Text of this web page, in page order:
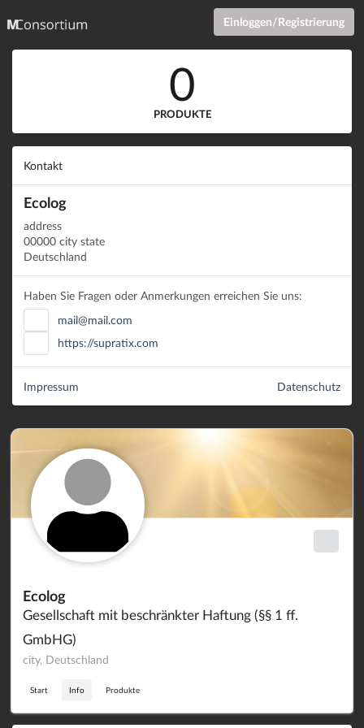
Einloggen/Registrierung
Ecolog
Gesellschaft mit beschränkter Haftung (§§ 1 ff.
GmbHG)
city, Deutschland
Start Info Produkte
0
PRODUKTE
Kontakt
Ecolog
address
00000 city state
Deutschland
Haben Sie Fragen oder Anmerkungen erreichen Sie uns:
mail@mail.com
https://supratix.com
Datenschutz
Impressum